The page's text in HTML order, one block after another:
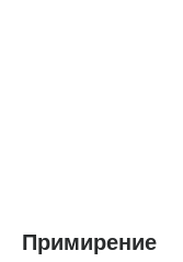
Примирение